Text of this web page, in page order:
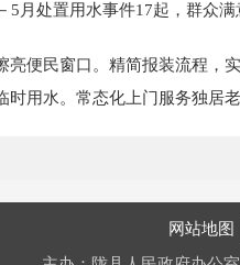
5月处置用水事件17起，群众
亮便民窗口。精简报装流程，
时用水。常态化上门服务独居
网站地图